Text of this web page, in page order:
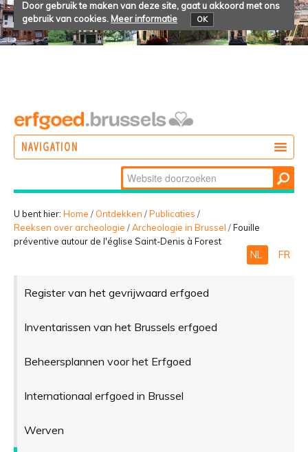
Door gebruik te maken van deze site, gaat u akkoord met ons
gebruik van cookies. Meer informatie OK
NAVIGATION
BELEVEN
Zoek
Geavanceerd
zoeken...
U bent hier: Home / Ontdekken /Publicaties /
Reeksen over archeologie /Archeologie in Brussel /Fouille
préventive autour de l'église Saint-Denis à Forest
NL FR
Register van het gevrijwaard erfgoed
Inventarissen van het Brussels erfgoed
Beheersplannen voor het Erfgoed
Internationaal erfgoed in Brussel
Werven